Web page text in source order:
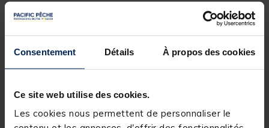
Consentement Détails À propos des cookies
Ce site web utilise des cookies.
Les cookies nous permettent de personnaliser le
10kg 25mm
34,99 € Ajouter